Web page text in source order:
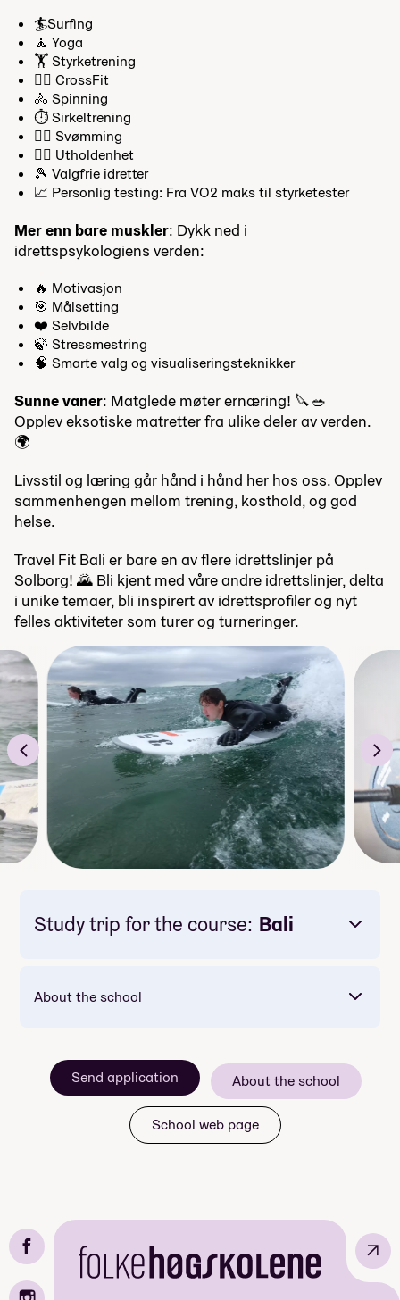
🏄Surfing
🧘 Yoga
🏋️ Styrketrening
🤸‍♂️ CrossFit
🚴 Spinning
⏱️ Sirkeltrening
🏊‍♀️ Svømming
🏃‍♂️ Utholdenhet
🎾 Valgfrie idretter
📈 Personlig testing: Fra VO2 maks til styrketester
Mer enn bare muskler: Dykk ned i
idrettspsykologiens verden:
🔥 Motivasjon
🎯 Målsetting
❤️ Selvbilde
🍃 Stressmestring
🧠 Smarte valg og visualiseringsteknikker
Sunne vaner: Matglede møter ernæring! 🔪🥗
Opplev eksotiske matretter fra ulike deler av verden.
🌍
Livsstil og læring går hånd i hånd her hos oss. Opplev
sammenhengen mellom trening, kosthold, og god
helse.
Travel Fit Bali er bare en av flere idrettslinjer på
Solborg! 🌄 Bli kjent med våre andre idrettslinjer, delta
i unike temaer, bli inspirert av idrettsprofiler og nyt
felles aktiviteter som turer og turneringer.
Study trip for the course: Bali
About the school
Send application About the school
School web page
↗